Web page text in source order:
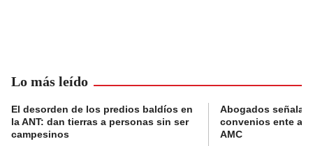
Lo más leído
El desorden de los predios baldíos en
la ANT: dan tierras a personas sin ser
campesinos
Abogados
convenios ente
AMC